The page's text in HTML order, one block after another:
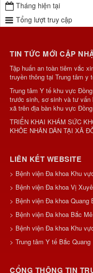
Tháng hiện tại
Tổng lượt truy cập
TIN TỨC MỚI CẬP
Tập huấn an toàn tiêm vắc
truyền thông tại Trung tâm y
Trung tâm Y tế khu vực
trước sinh, sơ sinh và tư
xã trên địa bàn khu vực
TRIỂN KHAI KHÁM SỨC
KHỎE NHÂN DÂN TẠI XÃ
LIÊN KẾT WEBSITE
> Bệnh viện Đa khoa Khu
> Bệnh viện Đa khoa Vị
> Bệnh viện Đa khoa Quang
> Bệnh viện Đa khoa Bắc Mê
> Bệnh viện Đa khoa Khu
> Trung tâm Y tế Bắc Quang
CỔNG THÔNG TIN